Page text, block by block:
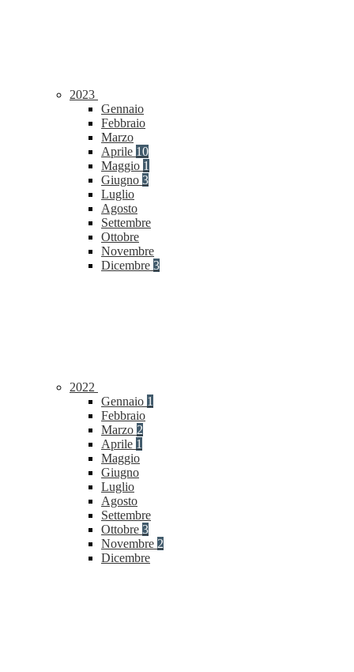
2023
Gennaio
Febbraio
Marzo
Aprile 10
Maggio 1
Giugno 3
Luglio
Agosto
Settembre
Ottobre
Novembre
Dicembre 3
2022
Gennaio 1
Febbraio
Marzo 2
Aprile 1
Maggio
Giugno
Luglio
Agosto
Settembre
Ottobre 3
Novembre 2
Dicembre